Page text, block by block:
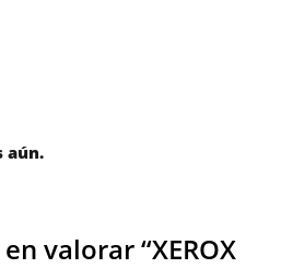
aún.
valorar “XEROX